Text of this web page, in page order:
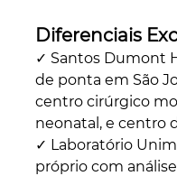
Diferenciais
✓ Santos Dumont
de ponta em São
centro cirúrgico
neonatal, e centro
✓ Laboratório
próprio com